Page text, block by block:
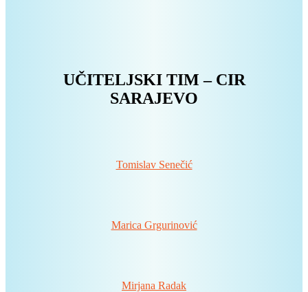
UČITELJSKI TIM – CIR
SARAJEVO
Tomislav Senečić
Marica Grgurinović
Mirjana Radak